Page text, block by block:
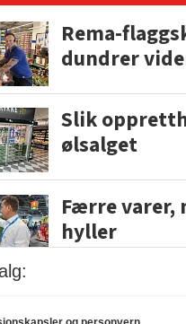
Rema-
dundrer
Slik
ølsalget
Færre varer,
hyller